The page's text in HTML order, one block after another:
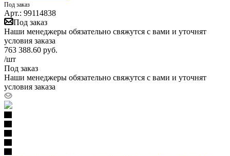
Под заказ
Арт.: 99114838
Под заказ
Наши менеджеры обязательно свяжутся с вами и уточнят
условия заказа
763 388.60 руб.
/шт
Под заказ
Наши менеджеры обязательно свяжутся с вами и уточнят
условия заказа